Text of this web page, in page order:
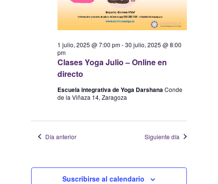
Clases Yoga Julio – Online en
directo
1 julio, 2025 @ 7:00 pm-30 julio, 2025 @ 8:00
pm
Escuela integrativa de Yoga DarshanaConde
de la Viñaza 14, Zaragoza
Día anterior Siguiente día
Suscribirse al calendario